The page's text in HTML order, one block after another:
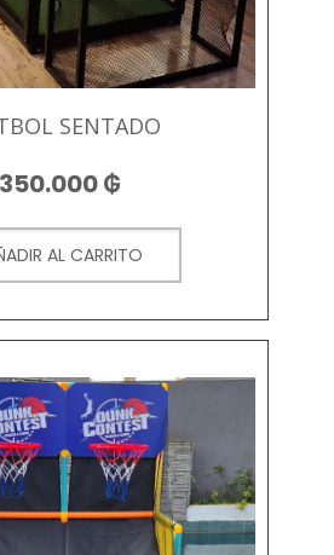
SENTADO
350.000₲
AL CARRITO